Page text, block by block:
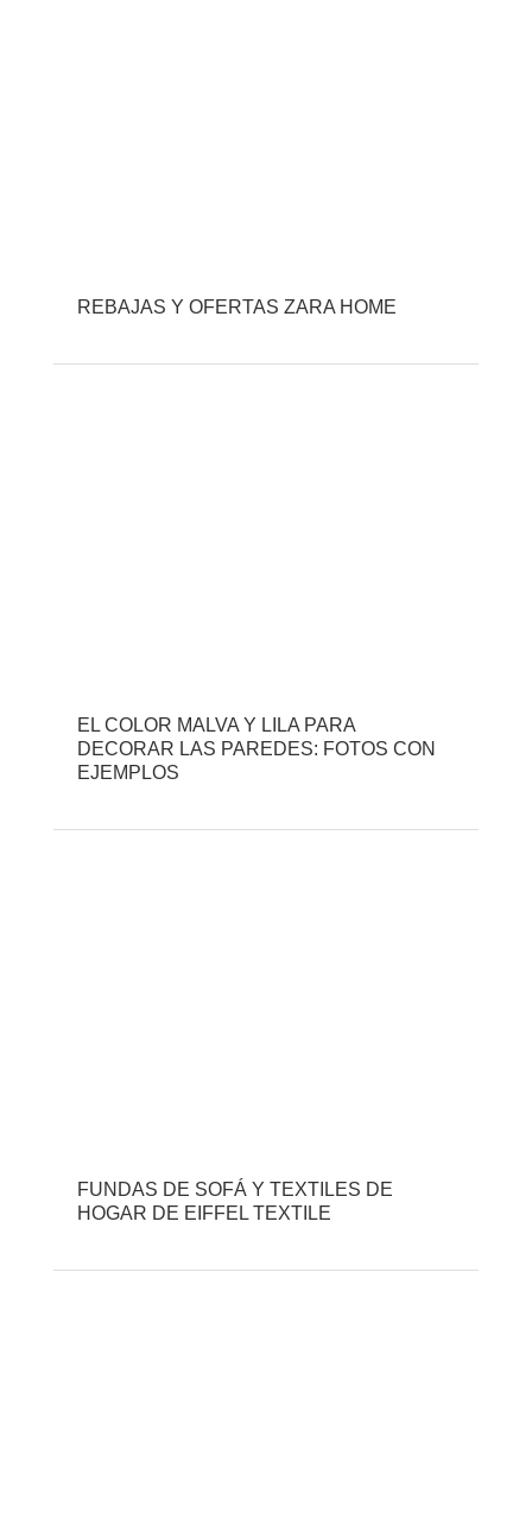
REBAJAS Y OFERTAS ZARA HOME
EL COLOR MALVA Y LILA PARA
DECORAR LAS PAREDES: FOTOS CON
EJEMPLOS
FUNDAS DE SOFÁ Y TEXTILES DE
HOGAR DE EIFFEL TEXTILE